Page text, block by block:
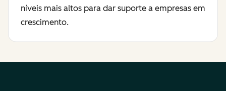
níveis mais altos para dar suporte a empresas em
crescimento.